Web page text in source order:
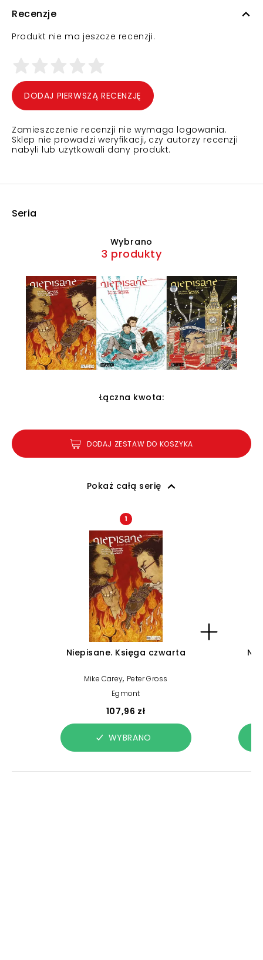
Recenzje
Produkt nie ma jeszcze recenzji.
DODAJ PIERWSZĄ RECENZJĘ
Zamieszczenie recenzji nie wymaga logowania.
Sklep nie prowadzi weryfikacji, czy autorzy recenzji
nabyli lub użytkowali dany produkt.
Seria
Wybrano
3 produkty
Łączna kwota:
DODAJ ZESTAW DO KOSZYKA
Pokaż całą serię
1
Niepisane. Księga czwarta
Mike Carey, Peter Gross
Egmont
107,96 zł
WYBRANO